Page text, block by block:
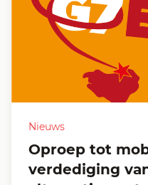
Nieuws
Oproep tot mobilisatie ter
verdediging